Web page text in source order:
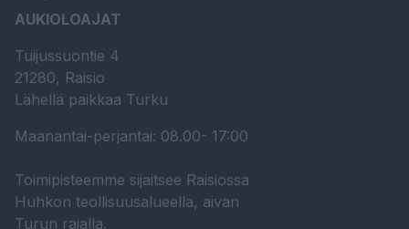
AUKIOLOAJAT
Tuijussuontie 4
21280, Raisio
Lähellä paikkaa Turku
Maanantai-perjantai: 08.00- 17:00
Toimipisteemme sijaitsee Raisiossa
Huhkon teollisuusalueella, aivan
Turun rajalla.